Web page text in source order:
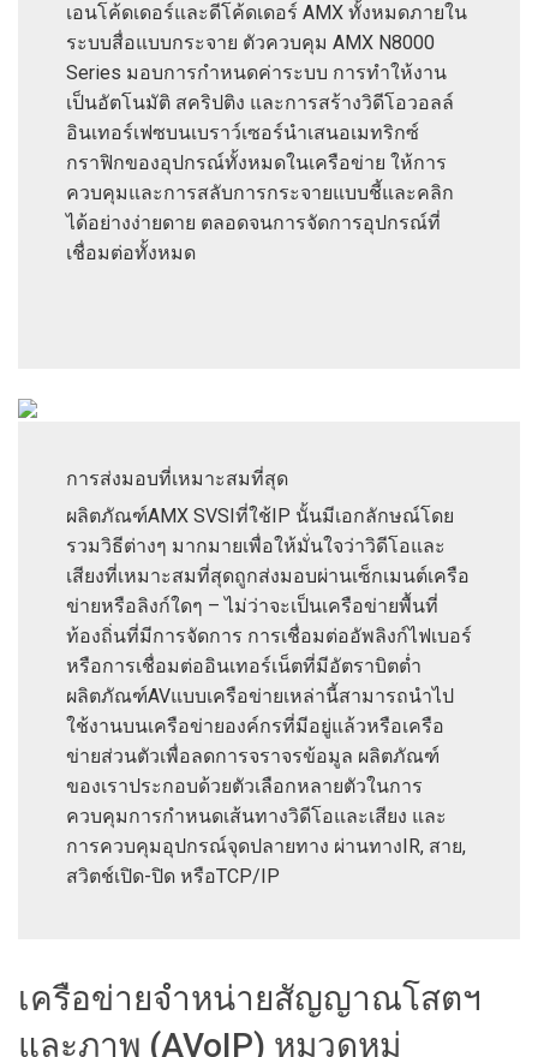
เอนโค้ดเดอร์และดีโค้ดเดอร์ AMX ทั้งหมดภายใน
ระบบสื่อแบบกระจาย ตัวควบคุม AMX N8000
Series มอบการกำหนดค่าระบบ การทำให้งาน
เป็นอัตโนมัติ สคริปติง และการสร้างวิดีโอวอลล์
อินเทอร์เฟซบนเบราว์เซอร์นำเสนอเมทริกซ์
กราฟิกของอุปกรณ์ทั้งหมดในเครือข่าย ให้การ
ควบคุมและการสลับการกระจายแบบชี้และคลิก
ได้อย่างง่ายดาย ตลอดจนการจัดการอุปกรณ์ที่
เชื่อมต่อทั้งหมด
การส่งมอบที่เหมาะสมที่สุด
ผลิตภัณฑ์AMX SVSIที่ใช้IP นั้นมีเอกลักษณ์โดย
รวมวิธีต่างๆ มากมายเพื่อให้มั่นใจว่าวิดีโอและ
เสียงที่เหมาะสมที่สุดถูกส่งมอบผ่านเซ็กเมนต์เครือ
ข่ายหรือลิงก์ใดๆ – ไม่ว่าจะเป็นเครือข่ายพื้นที่
ท้องถิ่นที่มีการจัดการ การเชื่อมต่ออัพลิงก์ไฟเบอร์
หรือการเชื่อมต่ออินเทอร์เน็ตที่มีอัตราบิตต่ำ
ผลิตภัณฑ์AVแบบเครือข่ายเหล่านี้สามารถนำไป
ใช้งานบนเครือข่ายองค์กรที่มีอยู่แล้วหรือเครือ
ข่ายส่วนตัวเพื่อลดการจราจรข้อมูล ผลิตภัณฑ์
ของเราประกอบด้วยตัวเลือกหลายตัวในการ
ควบคุมการกำหนดเส้นทางวิดีโอและเสียง และ
การควบคุมอุปกรณ์จุดปลายทาง ผ่านทางIR, สาย,
สวิตช์เปิด-ปิด หรือTCP/IP
เครือข่ายจำหน่ายสัญญาณโสตฯ
และภาพ (AVoIP) หมวดหมู่